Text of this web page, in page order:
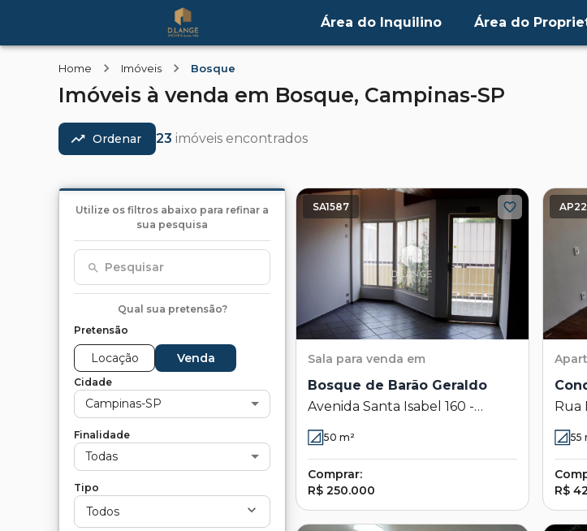
Área do Inquilino Área do
Home Imóveis Bosque
Imóveis à venda em Bosque, Campinas-SP
Ordenar 23 imóveis encontrados
Utilize os filtros abaixo para refinar a
sua pesquisa
Pesquisar
Qual sua pretensão?
Pretensão
Locação Venda
Cidade
Campinas-SP
Finalidade
Todas
Tipo
Todos
SA1587
Sala para venda em
Bosque de Barão Geraldo
Avenida Santa Isabel 160 -
Bosque de Barão Geraldo -
Campinas - SP
50 m²
Comprar:
R$ 250.000
Rua
55
R$